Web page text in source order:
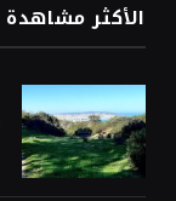
الأكثر مشاهدة